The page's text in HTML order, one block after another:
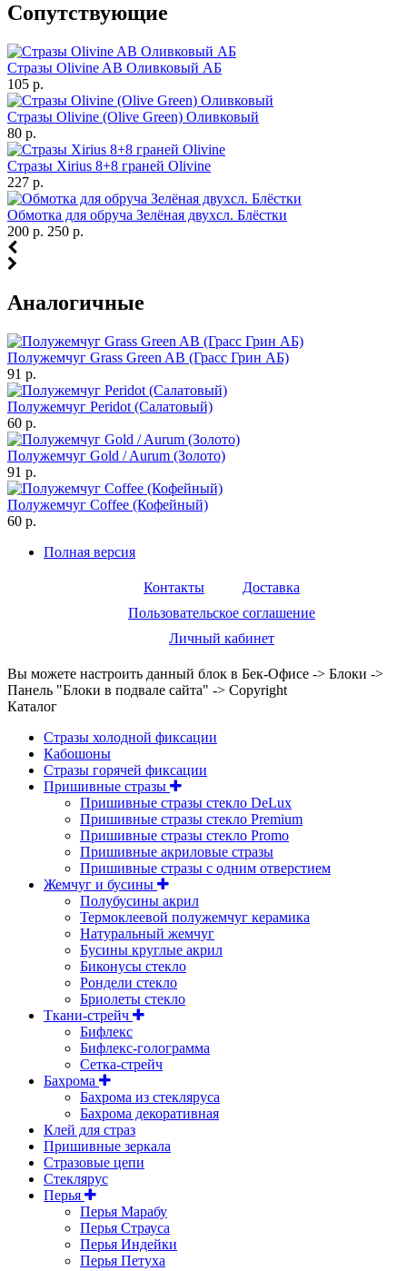
Cопутствующие
Стразы Olivine AB Оливковый АБ
105 р.
Стразы Olivine (Olive Green) Оливковый
80 р.
Стразы Xirius 8+8 граней Olivine
227 р.
Обмотка для обруча Зелёная двухсл. Блёстки
200 р. 250 р.
Аналогичные
Полужемчуг Grass Green AB (Грасс Грин АБ)
91 р.
Полужемчуг Peridot (Салатовый)
60 р.
Полужемчуг Gold / Aurum (Золото)
91 р.
Полужемчуг Coffee (Кофейный)
60 р.
Полная версия
Контакты
Доставка
Пользовательское соглашение
Личный кабинет
Вы можете настроить данный блок в Бек-Офисе -> Блоки ->
Панель "Блоки в подвале сайта" -> Copyright
Каталог
Стразы холодной фиксации
Кабошоны
Стразы горячей фиксации
Пришивные стразы
Пришивные стразы стекло DeLux
Пришивные стразы стекло Premium
Пришивные стразы стекло Promo
Пришивные акриловые стразы
Пришивные стразы с одним отверстием
Жемчуг и бусины
Полубусины акрил
Термоклеевой полужемчуг керамика
Натуральный жемчуг
Бусины круглые акрил
Биконусы стекло
Рондели стекло
Бриолеты стекло
Ткани-стрейч
Бифлекс
Бифлекс-голограмма
Сетка-стрейч
Бахрома
Бахрома из стекляруса
Бахрома декоративная
Клей для страз
Пришивные зеркала
Cтразовые цепи
Стеклярус
Перья
Перья Марабу
Перья Страуса
Перья Индейки
Перья Петуха